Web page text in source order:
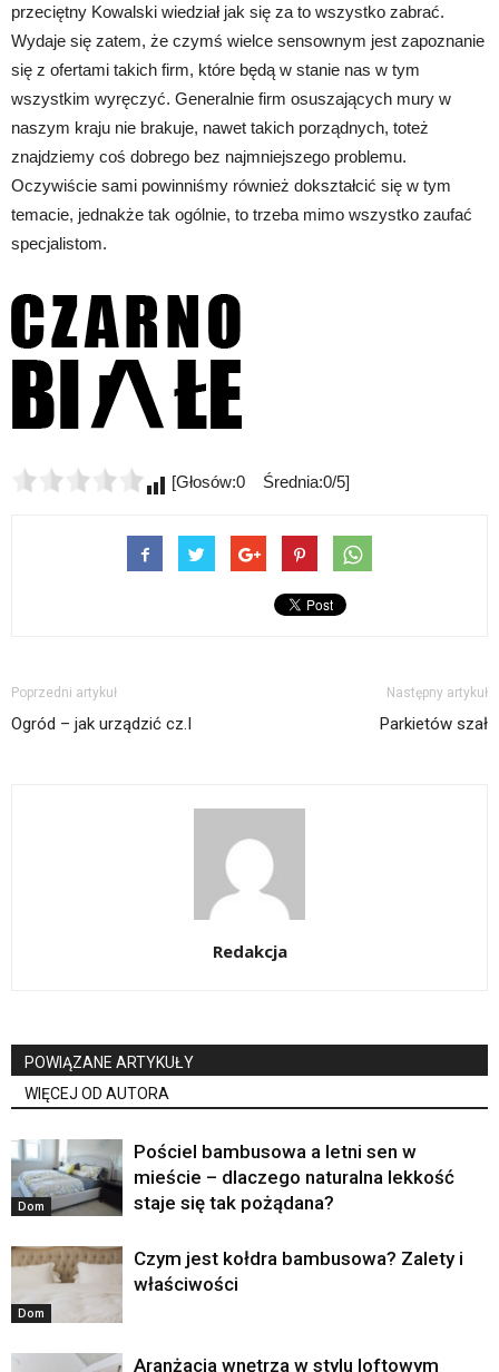
przeciętny Kowalski wiedział jak się za to wszystko zabrać.
Wydaje się zatem, że czymś wielce sensownym jest zapoznanie
się z ofertami takich firm, które będą w stanie nas w tym
wszystkim wyręczyć. Generalnie firm osuszających mury w
naszym kraju nie brakuje, nawet takich porządnych, toteż
znajdziemy coś dobrego bez najmniejszego problemu.
Oczywiście sami powinniśmy również dokształcić się w tym
temacie, jednakże tak ogólnie, to trzeba mimo wszystko zaufać
specjalistom.
[Głosów:0 Średnia:0/5]
Poprzedni artykuł
Ogród – jak urządzić cz.I
Następny artykuł
Parkietów szał
Redakcja
POWIĄZANE ARTYKUŁY
WIĘCEJ OD AUTORA
Dom
Pościel bambusowa a letni sen w
mieście – dlaczego naturalna lekkość
staje się tak pożądana?
Dom
Czym jest kołdra bambusowa? Zalety i
właściwości
Aranżacja wnętrza w stylu loftowym